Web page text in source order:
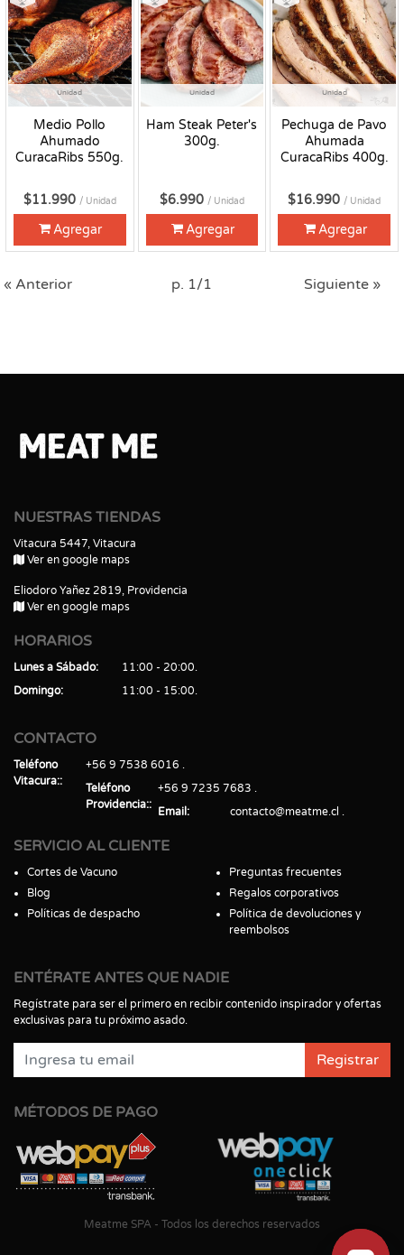
Unidad
Medio Pollo
Ahumado
CuracaRibs 550g.
$11.990 / Unidad
Agregar
Unidad
Ham Steak Peter's
300g.
$6.990 / Unidad
Agregar
Unidad
Pechuga de Pavo
Ahumada
CuracaRibs 400g.
$16.990 / Unidad
Agregar
« Anterior p. 1/1 Siguiente »
NUESTRAS TIENDAS
Vitacura 5447, Vitacura
Ver en google maps
Eliodoro Yañez 2819, Providencia
Ver en google maps
HORARIOS
Lunes a Sábado
11:00 - 20:00
Domingo
11:00 - 15:00
CONTACTO
Teléfono
Vitacura:
+56 9 7538 6016
Teléfono
Providencia:
+56 9 7235 7683
Email
contacto@meatme.cl
SERVICIO AL CLIENTE
Cortes de Vacuno
Blog
Políticas de despacho
Preguntas frecuentes
Regalos corporativos
Política de devoluciones y
reembolsos
ENTÉRATE ANTES QUE NADIE
Regístrate para ser el primero en recibir contenido inspirador y ofertas
exclusivas para tu próximo asado.
Registrar
MÉTODOS DE PAGO
Meatme SPA - Todos los derechos reservados